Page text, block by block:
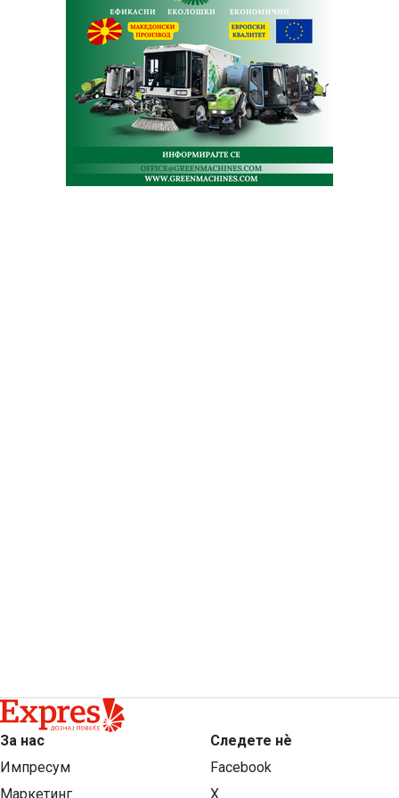
За нас
Импресум
Маркетинг
Следете нѐ
Facebook
X